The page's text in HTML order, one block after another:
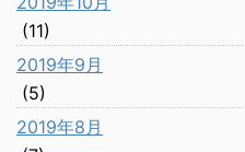
(11)
2019年9月
(5)
2019年8月